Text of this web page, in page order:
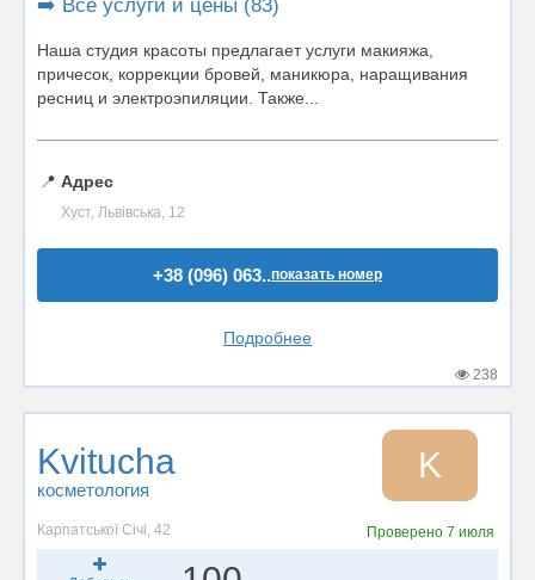
➡️ Все услуги и цены (83)
Наша студия красоты предлагает услуги макияжа,
причесок, коррекции бровей, маникюра, наращивания
ресниц и электроэпиляции. Также...
📍 Адрес
Хуст, Львівська, 12
+38 (096) 063..показать номер
Подробнее
238
Kvitucha
косметология
K
Карпатської Січі, 42 Проверено 7 июля